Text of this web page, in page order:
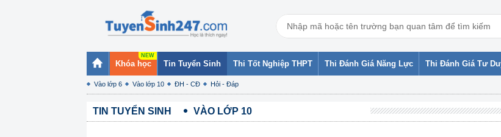
Khóa học Tin Tuyển Sinh
Vào lớp 6 Vào lớp 10 ĐH - CĐ Hỏi - Đáp
Thi Tốt Nghiệp THPT Thi Đánh Giá Năng Lực Thi Đánh Giá Tư
TIN TUYỂN SINH VÀO LỚP 10